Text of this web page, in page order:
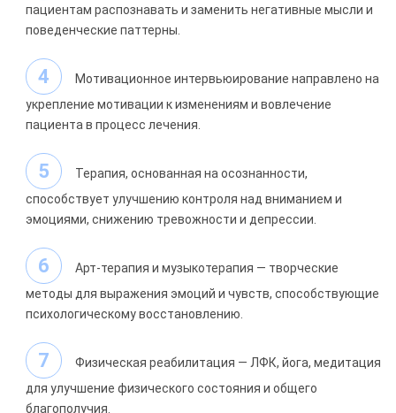
пациентам распознавать и заменить негативные мысли и
поведенческие паттерны.
Мотивационное интервьюирование направлено на
укрепление мотивации к изменениям и вовлечение
пациента в процесс лечения.
Терапия, основанная на осознанности,
способствует улучшению контроля над вниманием и
эмоциями, снижению тревожности и депрессии.
Арт-терапия и музыкотерапия — творческие
методы для выражения эмоций и чувств, способствующие
психологическому восстановлению.
Физическая реабилитация — ЛФК, йога, медитация
для улучшение физического состояния и общего
благополучия.